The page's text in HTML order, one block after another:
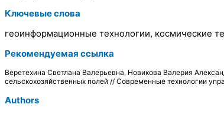
Ключевые слова
геоинформационные технологии, космические
Рекомендуемая ссылка
Веретехина Светлана Валерьевна, Новикова Валерия
сельскохозяйственных полей // Современные технологии
Authors